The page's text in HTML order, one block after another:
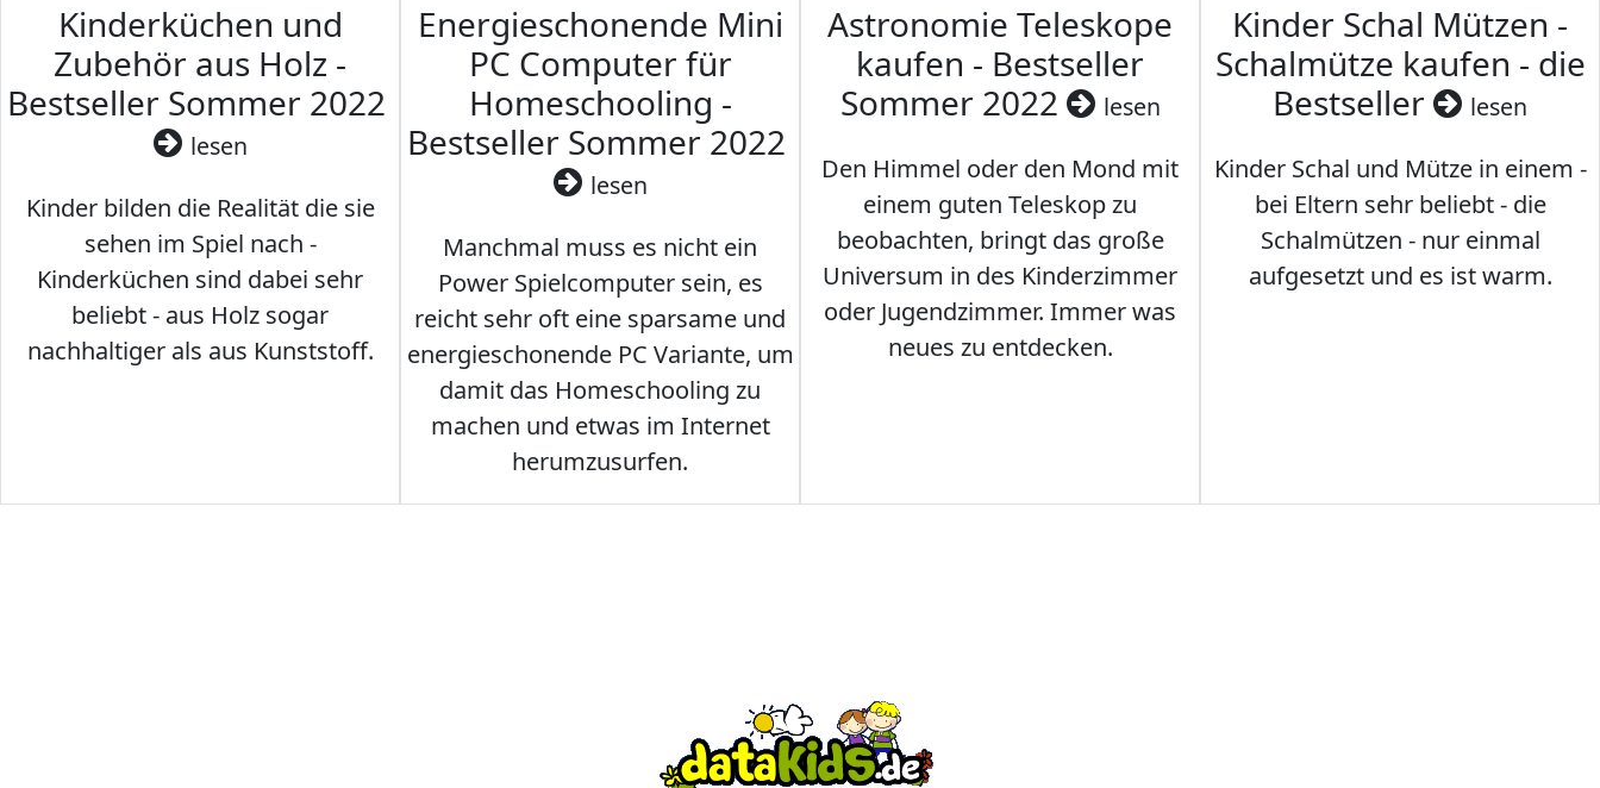
Kinderküchen und
Zubehör aus Holz -
Bestseller Sommer 2022
lesen
Kinder bilden die Realität die sie
sehen im Spiel nach -
Kinderküchen sind dabei sehr
beliebt - aus Holz sogar
nachhaltiger als aus Kunststoff.
Energieschonende Mini
PC Computer für
Homeschooling -
Bestseller Sommer 2022
lesen
Manchmal muss es nicht ein
Power Spielcomputer sein, es
reicht sehr oft eine sparsame und
energieschonende PC Variante, um
damit das Homeschooling zu
machen und etwas im Internet
herumzusurfen.
Astronomie Teleskope
kaufen - Bestseller
Sommer 2022
lesen
Den Himmel oder den Mond mit
einem guten Teleskop zu
beobachten, bringt das große
Universum in des Kinderzimmer
oder Jugendzimmer. Immer was
neues zu entdecken.
Kinder Schal Mützen -
Schalmütze kaufen - die
Bestseller
lesen
Kinder Schal und Mütze in einem -
bei Eltern sehr beliebt - die
Schalmützen - nur einmal
aufgesetzt und es ist warm.